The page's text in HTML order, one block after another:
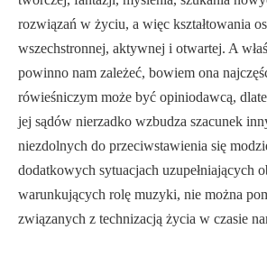
rozwią­zań w życiu, a więc kształtowania
wszechstronnej, aktywnej i otwartej. A
powinno nam zależeć, bowiem ona
rówieśniczym może być opiniodawcą,
jej sądów nie­rzadko wzbudza szacunek
niezdolnych do przeciwstawienia się
dodatkowych sytuacjach uzupełniających
warun­kujących rolę muzyki, nie można
związanych z technizacją życia w czasie